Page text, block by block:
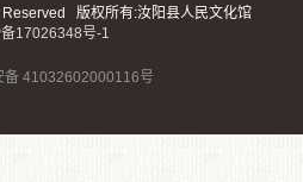
版权所有:汝阳县人民文化馆
17026348号-1
备 41032602000116号